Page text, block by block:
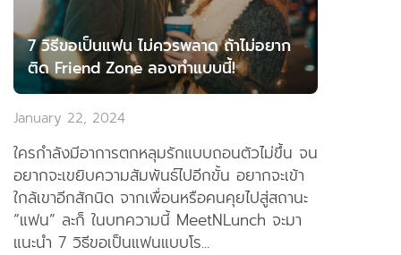
7 วิธีขอเป็นแฟน ไม่ควรพลาด ถ้าไม่อยาก
ติด Friend Zone ลองทำแบบนี้!
January 22, 2024
ใครกำลังมีอาการตกหลุมรักแบบถอนตัวไม่ขึ้น จน
อยากจะเขยิบความสัมพันธ์ไปอีกขั้น อยากจะเข้า
ใกล้เขาอีกสักนิด จากเพื่อนหรือคนคุยไปสู่สถานะ
“แฟน” ละก็ ในบทความนี้ MeetNLunch จะมา
แนะนำ 7 วิธีขอเป็นแฟนแบบโร...